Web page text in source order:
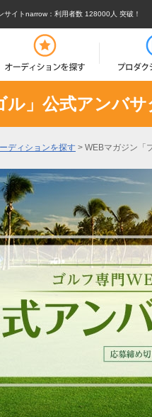
サイトnarrow ：利用者数 128000人 突破！
」公式アンバサ
ディションを探す > WEBマガジン「